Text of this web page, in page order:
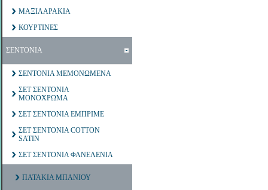
ΜΑΞΙΛΑΡΑΚΙΑ
ΚΟΥΡΤΙΝΕΣ
ΣΕΝΤΟΝΙΑ
ΣΕΝΤΟΝΙΑ ΜΕΜΟΝΩΜΕΝΑ
ΣΕΤ ΣΕΝΤΟΝΙΑ
ΜΟΝΟΧΡΩΜΑ
ΣΕΤ ΣΕΝΤΟΝΙΑ ΕΜΠΡΙΜΕ
ΣΕΤ ΣΕΝΤΟΝΙΑ COTTON
SATIN
ΣΕΤ ΣΕΝΤΟΝΙΑ ΦΑΝΕΛΕΝΙΑ
ΠΑΤΑΚΙΑ ΜΠΑΝΙΟΥ